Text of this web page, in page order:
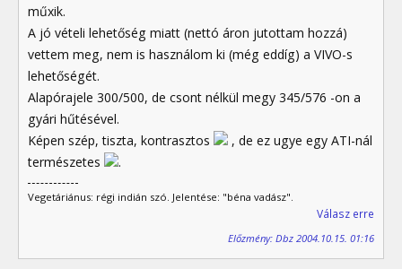
műxik.
A jó vételi lehetőség miatt (nettó áron jutottam hozzá)
vettem meg, nem is használom ki (még eddíg) a VIVO-s
lehetőségét.
Alapórajele 300/500, de csont nélkül megy 345/576 -on a
gyári hűtésével.
Képen szép, tiszta, kontrasztos
, de ez ugye egy ATI-nál
természetes
.
Vegetáriánus: régi indián szó. Jelentése: "béna vadász".
Válasz erre
Előzmény: Dbz 2004.10.15. 01:16